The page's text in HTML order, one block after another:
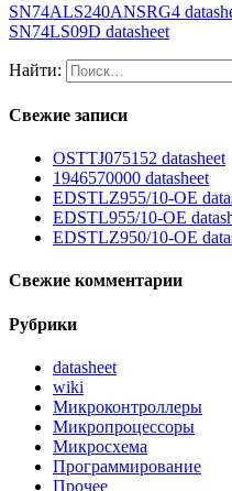
SN74ALS240ANSRG4
SN74LS09D datasheet
Найти:
Свежие записи
OSTTJ075152 datasheet
1946570000 datasheet
EDSTLZ955/10-OE
EDSTL955/10-OE
EDSTLZ950/10-OE
Свежие комментарии
Рубрики
datasheet
wiki
Микроконтроллеры
Микропроцессоры
Микросхема
Программирование
Прочее